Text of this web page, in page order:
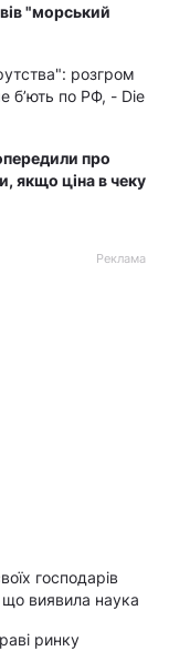
"морський
розгром
бʼють по РФ, - Die
про
якщо ціна в чеку
Реклама
господарів
виявила наука
ринку